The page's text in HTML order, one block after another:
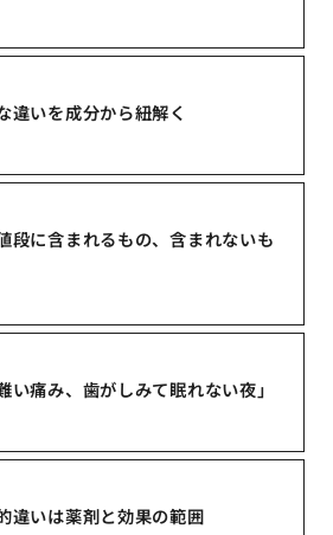
違いを成分から紐解く
段に含まれるもの、含まれないも
痛み、歯がしみて眠れない夜」
違いは薬剤と効果の範囲